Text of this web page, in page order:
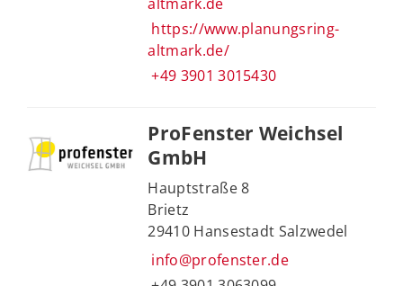
https://www.planungsring-
altmark.de/
+49 3901 3015430
ProFenster Weichsel
GmbH
Hauptstraße 8
Brietz
29410 Hansestadt Salzwedel
info@profenster.de